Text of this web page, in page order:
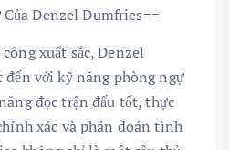
Denzel Dumfries==
xuất sắc, Denzel
với kỹ năng phòng ngự
đọc trận đấu tốt, thực
xác và phán đoán tình